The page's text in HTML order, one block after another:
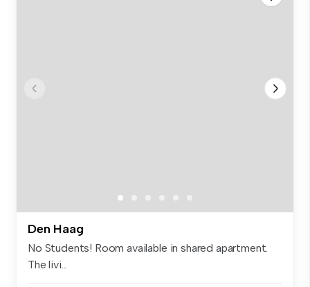
Den Haag
No Students! Room available in shared apartment.
The livi...